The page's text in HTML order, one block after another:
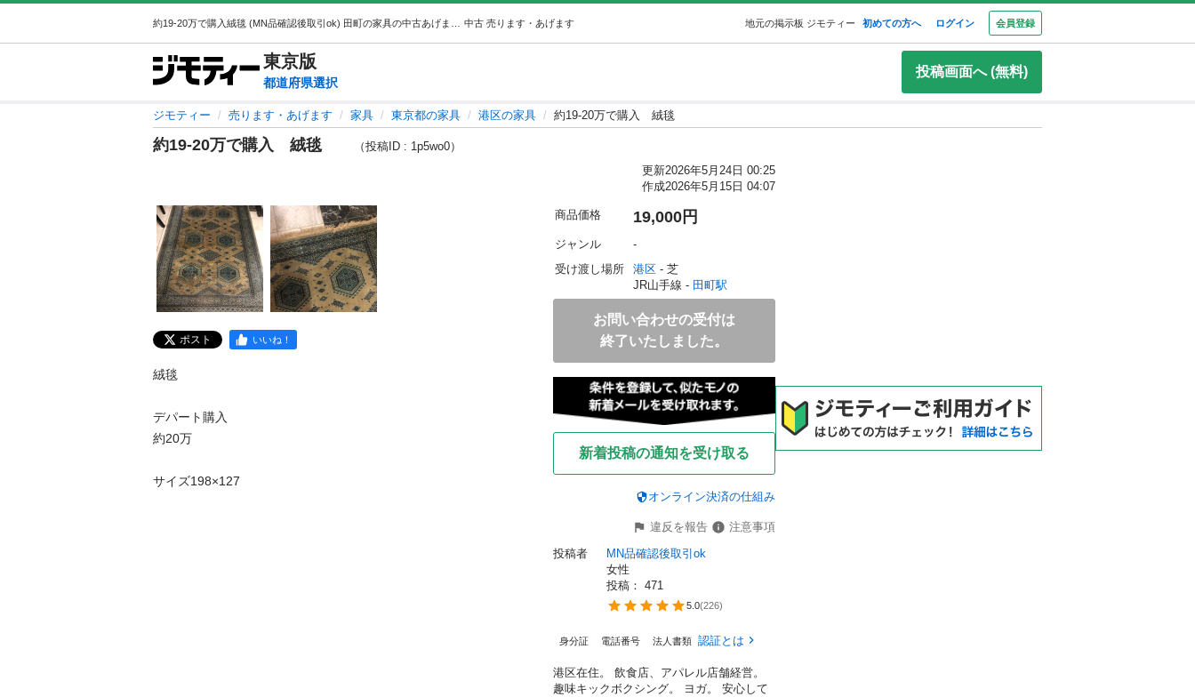
中古 売ります・あげます 地元の掲示板 ジモティー 初めての方へ ログイン 会員登録
東京版
都道府県選択
投稿画面へ (無料)
ジモティー 売ります・あげます 家具 東京都の家具 港区の家具 約19-20万で購入 絨毯
約19-20万で購入 絨毯
（投稿ID : 1p5wo0）
更新2026年5月24日 00:25
作成2026年5月15日 04:07
ポスト いいね！
絨毯
デパート購入
約20万
サイズ198×127
商品価格 19,000円
ジャンル
-
受け渡し場所
港区 - 芝
JR山手線 - 田町駅
お問い合わせの受付は
終了いたしました。
新着投稿の通知を受け取る
オンライン決済の仕組み
違反を報告
注意事項
投稿者
MN品確認後取引ok
女性
投稿： 471
5.0(226)
身分証 電話番号 法人書類 認証とは
港区在住。 飲食店、アパレル店舗経営。
趣味キックボクシング。 ヨガ。 安心して